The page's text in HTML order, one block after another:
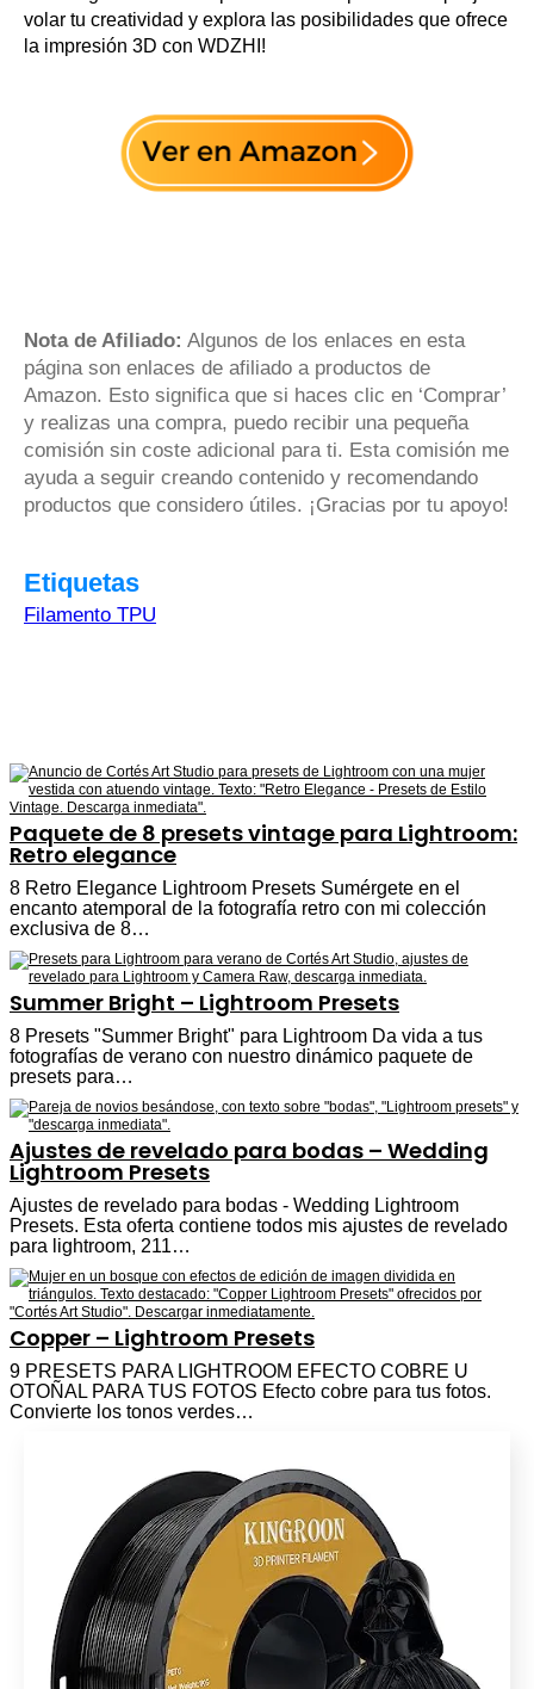
volar tu creatividad y explora las posibilidades que ofrece
la impresión 3D con WDZHI!
Nota de Afiliado: Algunos de los enlaces en esta
página son enlaces de afiliado a productos de
Amazon. Esto significa que si haces clic en ‘Comprar’
y realizas una compra, puedo recibir una pequeña
comisión sin coste adicional para ti. Esta comisión me
ayuda a seguir creando contenido y recomendando
productos que considero útiles. ¡Gracias por tu apoyo!
Etiquetas
Filamento TPU
Paquete de 8 presets vintage para Lightroom:
Retro elegance
8 Retro Elegance Lightroom Presets Sumérgete en el
encanto atemporal de la fotografía retro con mi colección
exclusiva de 8…
Summer Bright – Lightroom Presets
8 Presets "Summer Bright" para Lightroom Da vida a tus
fotografías de verano con nuestro dinámico paquete de
presets para…
Ajustes de revelado para bodas – Wedding
Lightroom Presets
Ajustes de revelado para bodas - Wedding Lightroom
Presets. Esta oferta contiene todos mis ajustes de revelado
para lightroom, 211…
Copper – Lightroom Presets
9 PRESETS PARA LIGHTROOM EFECTO COBRE U
OTOÑAL PARA TUS FOTOS Efecto cobre para tus fotos.
Convierte los tonos verdes…